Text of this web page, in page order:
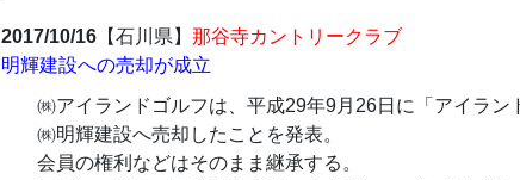
2017/10/16【石川県】 那谷寺カントリークラブ
明輝建設への売却が成立
㈱アイランドゴルフは、平成29年9月26日に「アイラ
㈱明輝建設へ売却したことを発表。
会員の権利などはそのまま継承する。